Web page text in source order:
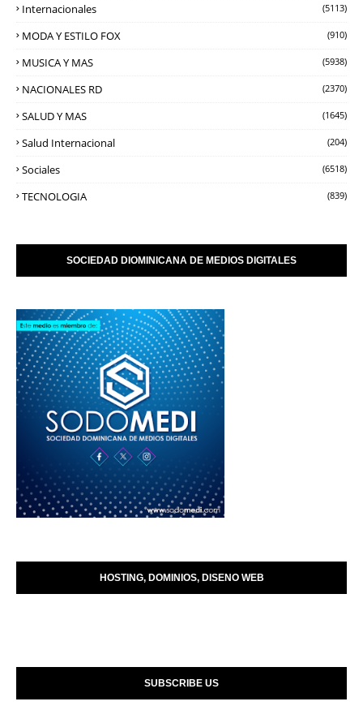
Internacionales (5113)
MODA Y ESTILO FOX (910)
MUSICA Y MAS (5938)
NACIONALES RD (2370)
SALUD Y MAS (1645)
Salud Internacional (204)
Sociales (6518)
TECNOLOGIA (839)
SOCIEDAD DIOMINICANA DE MEDIOS DIGITALES
HOSTING, DOMINIOS, DISENO WEB
SUBSCRIBE US